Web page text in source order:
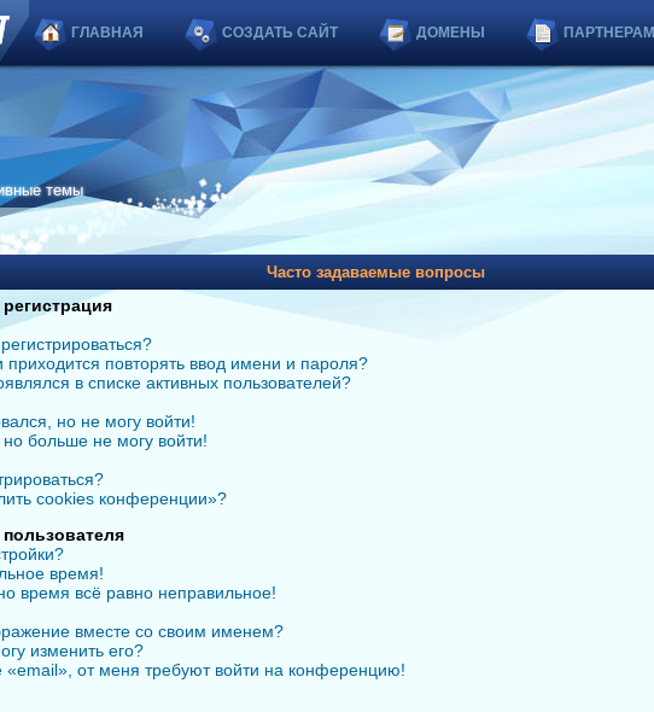
ГЛАВНАЯ СОЗДАТЬ САЙТ ДОМЕНЫ ПАРТНЕРАМ
темы
Часто задаваемые вопросы
повторять ввод имени и пароля?
в списке активных пользователей?
но не могу войти!
больше не могу войти!
cookies конференции»?
время!
время всё равно неправильное!
вместе со своим именем?
изменить его?
«email», от меня требуют войти на конференцию!